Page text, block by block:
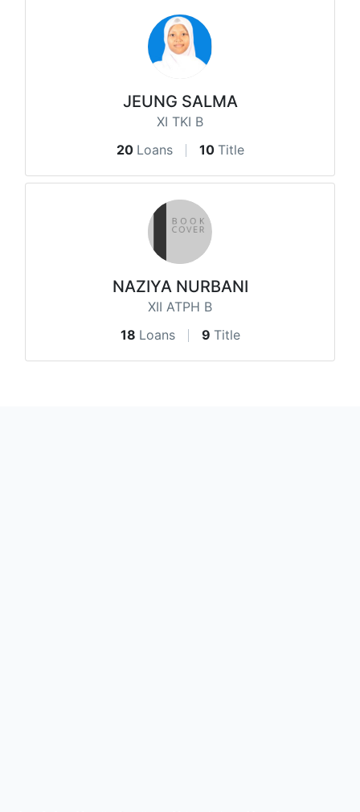
JEUNG SALMA
XI TKI B
20 Loans 10 Title
NAZIYA NURBANI
XII ATPH B
18 Loans 9 Title